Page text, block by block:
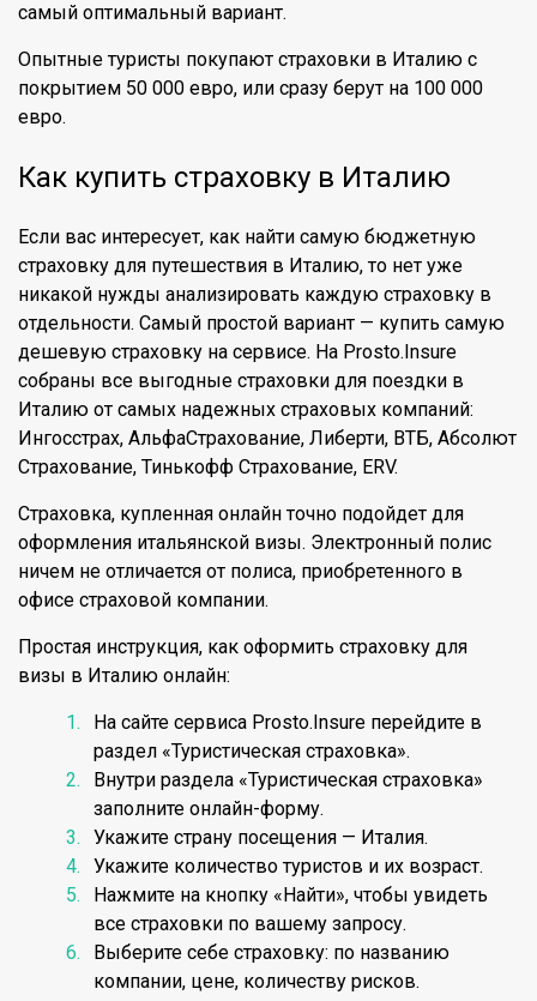
самый оптимальный вариант.
Опытные туристы покупают страховки в Италию с
покрытием 50 000 евро, или сразу берут на 100 000
евро.
Как купить страховку в Италию
Если вас интересует, как найти самую бюджетную
страховку для путешествия в Италию, то нет уже
никакой нужды анализировать каждую страховку в
отдельности. Самый простой вариант — купить самую
дешевую страховку на сервисе. На Prosto.Insure
собраны все выгодные страховки для поездки в
Италию от самых надежных страховых компаний:
Ингосстрах, АльфаСтрахование, Либерти, ВТБ, Абсолют
Страхование, Тинькофф Страхование, ERV.
Страховка, купленная онлайн точно подойдет для
оформления итальянской визы. Электронный полис
ничем не отличается от полиса, приобретенного в
офисе страховой компании.
Простая инструкция, как оформить страховку для
визы в Италию онлайн:
На сайте сервиса Prosto.Insure перейдите в
раздел «Туристическая страховка».
Внутри раздела «Туристическая страховка»
заполните онлайн-форму.
Укажите страну посещения — Италия.
Укажите количество туристов и их возраст.
Нажмите на кнопку «Найти», чтобы увидеть
все страховки по вашему запросу.
Выберите себе страховку: по названию
компании, цене, количеству рисков.